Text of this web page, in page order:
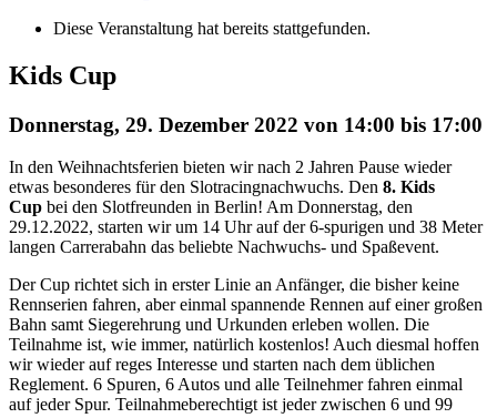
Diese Veranstaltung hat bereits stattgefunden.
Kids Cup
Donnerstag, 29. Dezember 2022 von 14:00 bis 17:00
In den Weihnachtsferien bieten wir nach 2 Jahren Pause wieder
etwas besonderes für den Slotracingnachwuchs. Den 8. Kids
Cup bei den Slotfreunden in Berlin! Am Donnerstag, den
29.12.2022, starten wir um 14 Uhr auf der 6-spurigen und 38 Meter
langen Carrerabahn das beliebte Nachwuchs- und Spaßevent.
Der Cup richtet sich in erster Linie an Anfänger, die bisher keine
Rennserien fahren, aber einmal spannende Rennen auf einer großen
Bahn samt Siegerehrung und Urkunden erleben wollen. Die
Teilnahme ist, wie immer, natürlich kostenlos! Auch diesmal hoffen
wir wieder auf reges Interesse und starten nach dem üblichen
Reglement. 6 Spuren, 6 Autos und alle Teilnehmer fahren einmal
auf jeder Spur. Teilnahmeberechtigt ist jeder zwischen 6 und 99